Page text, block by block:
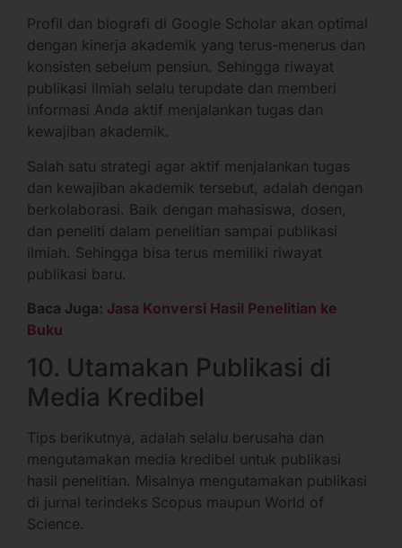
Profil dan biografi di Google Scholar akan optimal
dengan kinerja akademik yang terus-menerus dan
konsisten sebelum pensiun. Sehingga riwayat
publikasi ilmiah selalu terupdate dan memberi
informasi Anda aktif menjalankan tugas dan
kewajiban akademik.
Salah satu strategi agar aktif menjalankan tugas
dan kewajiban akademik tersebut, adalah dengan
berkolaborasi. Baik dengan mahasiswa, dosen,
dan peneliti dalam penelitian sampai publikasi
ilmiah. Sehingga bisa terus memiliki riwayat
publikasi baru.
Baca Juga: Jasa Konversi Hasil Penelitian ke
Buku
10. Utamakan Publikasi di
Media Kredibel
Tips berikutnya, adalah selalu berusaha dan
mengutamakan media kredibel untuk publikasi
hasil penelitian. Misalnya mengutamakan publikasi
di jurnal terindeks Scopus maupun World of
Science.